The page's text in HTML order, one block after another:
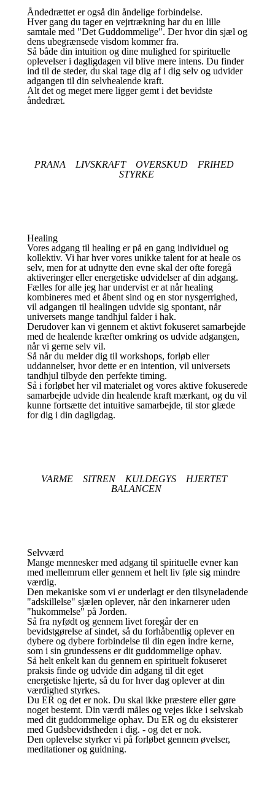
Åndedrættet er også din åndelige forbindelse.
Hver gang du tager en vejrtrækning har du en lille
samtale med "Det Guddommelige". Der hvor din sjæl og
dens ubegrænsede visdom kommer fra.
Så både din intuition og dine mulighed for spirituelle
oplevelser i dagligdagen vil blive mere intens. Du finder
ind til de steder, du skal tage dig af i dig selv og udvider
adgangen til din selvhealende kraft.
Alt det og meget mere ligger gemt i det bevidste
åndedræt.
PRANA LIVSKRAFT OVERSKUD FRIHED
STYRKE
Healing
Vores adgang til healing er på en gang individuel og
kollektiv. Vi har hver vores unikke talent for at heale os
selv, men for at udnytte den evne skal der ofte foregå
aktiveringer eller energetiske udvidelser af din adgang.
Fælles for alle jeg har undervist er at når healing
kombineres med et åbent sind og en stor nysgerrighed,
vil adgangen til healingen udvide sig spontant, når
universets mange tandhjul falder i hak.
Derudover kan vi gennem et aktivt fokuseret samarbejde
med de healende kræfter omkring os udvide adgangen,
når vi gerne selv vil.
Så når du melder dig til workshops, forløb eller
uddannelser, hvor dette er en intention, vil universets
tandhjul tilbyde den perfekte timing.
Så i forløbet her vil materialet og vores aktive fokuserede
samarbejde udvide din healende kraft mærkant, og du vil
kunne fortsætte det intuitive samarbejde, til stor glæde
for dig i din dagligdag.
VARME SITREN KULDEGYS HJERTET
BALANCEN
Selvværd
Mange mennesker med adgang til spirituelle evner kan
med mellemrum eller gennem et helt liv føle sig mindre
værdig.
Den mekaniske som vi er underlagt er den tilsyneladende
"adskillelse" sjælen oplever, når den inkarnerer uden
"hukommelse" på Jorden.
Så fra nyfødt og gennem livet foregår der en
bevidstgørelse af sindet, så du forhåbentlig oplever en
dybere og dybere forbindelse til din egen indre kerne,
som i sin grundessens er dit guddommelige ophav.
Så helt enkelt kan du gennem en spirituelt fokuseret
praksis finde og udvide din adgang til dit eget
energetiske hjerte, så du for hver dag oplever at din
værdighed styrkes.
Du ER og det er nok. Du skal ikke præstere eller gøre
noget bestemt. Din værdi måles og vejes ikke i selvskab
med dit guddommelige ophav. Du ER og du eksisterer
med Gudsbevidstheden i dig. - og det er nok.
Den oplevelse styrker vi på forløbet gennem øvelser,
meditationer og guidning.